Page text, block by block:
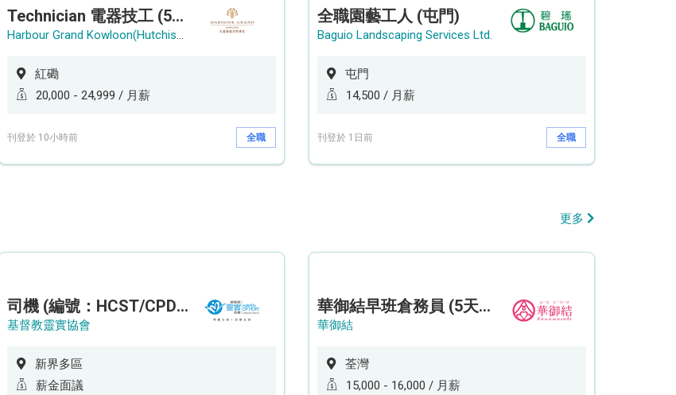
Technician 電器技工 (5-Day Work Week)
Harbour Grand Kowloon(Hutchison Hotel Hong Kong Limited)
紅磡
20,000 - 24,999 / 月薪
刊登於 10小時前 全職
全職園藝工人 (屯門)
Baguio Landscaping Services Ltd.
屯門
14,500 / 月薪
刊登於 1日前 全職
更多
司機 (編號：HCST/CPD/CTE)
基督教靈實協會
新界多區
薪金面議
華御結早班倉務員 (5天工作週)
華御結
荃灣
15,000 - 16,000 / 月薪